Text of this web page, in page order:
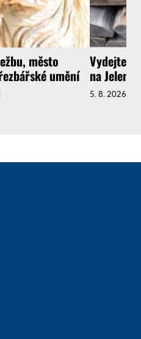
město
umění
Vydejte
na
5. 8. 2026